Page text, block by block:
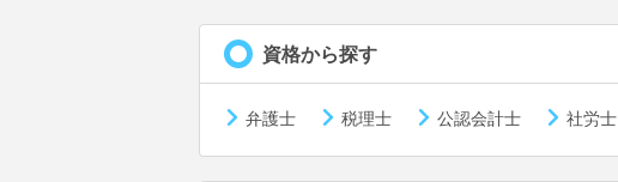
資格から探す
弁護士 税理士 公認会計士 社労士